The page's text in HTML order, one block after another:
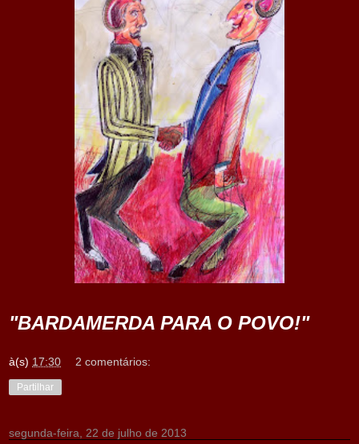
"BARDAMERDA PARA O POVO!"
à(s) 17:30 2 comentários:
Partilhar
segunda-feira, 22 de julho de 2013